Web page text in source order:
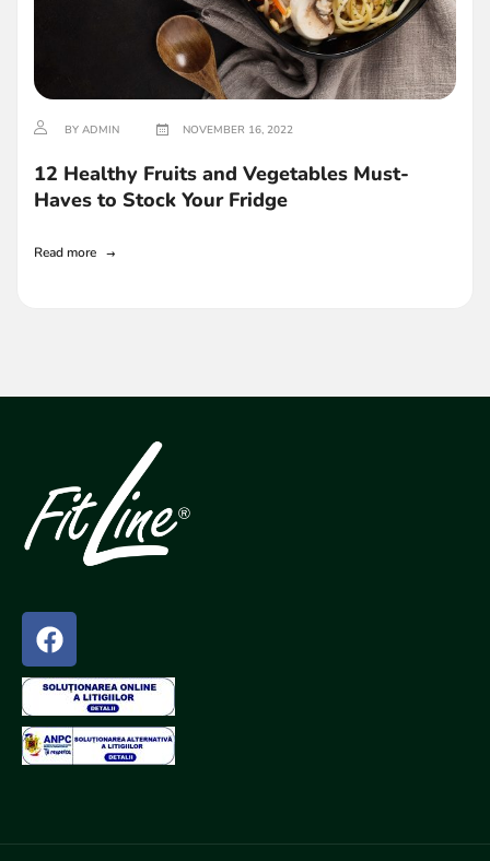
BY ADMIN NOVEMBER 16, 2022
12 Healthy Fruits and Vegetables Must-
Haves to Stock Your Fridge
Read more